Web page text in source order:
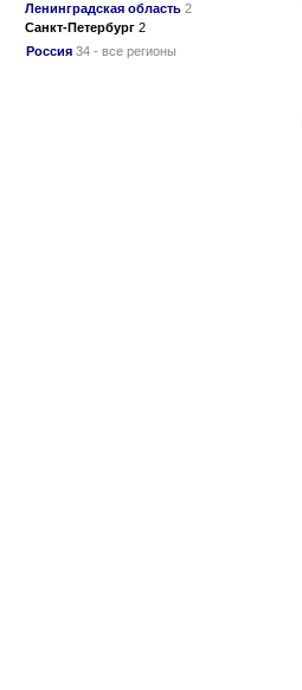
Ленинградская область 2
Санкт-Петербург 2
Россия 34 - все регионы